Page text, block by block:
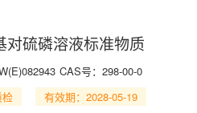
对硫磷溶液标准物质
CAS号： 298-00-0
检
有效期：2028-05-19